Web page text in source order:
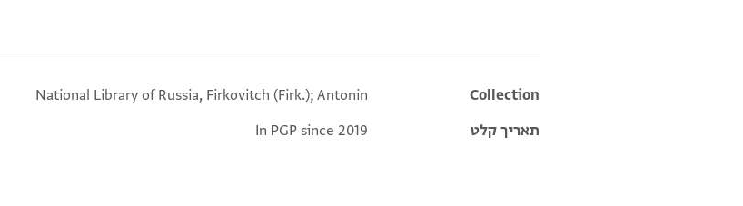
Additional metadata
Collection
National Library of Russia, Firkovitch (Firk.); Antonin
תאריך קלט
In PGP since 2019